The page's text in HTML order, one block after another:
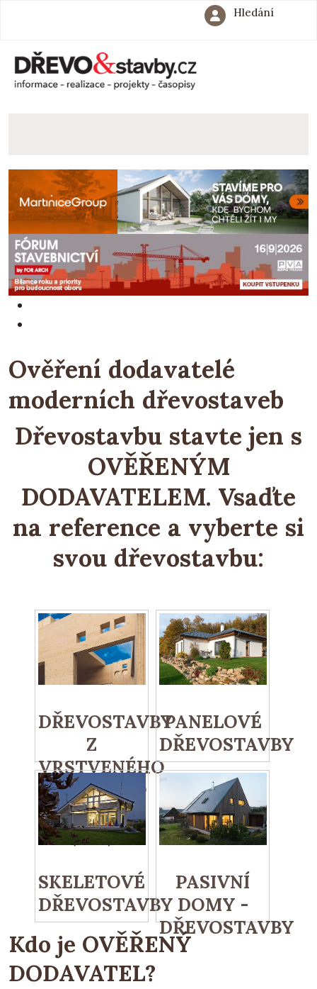
Hledání
Ověření dodavatelé
moderních dřevostaveb
Dřevostavbu stavte jen s
OVĚŘENÝM
DODAVATELEM. Vsaďte
na reference a vyberte si
svou dřevostavbu:
DŘEVOSTAVBY
Z
VRSTVENÉHO
MASIVNÍHO
DŘEVA
(CLT)
PANELOVÉ
DŘEVOSTAVBY
SKELETOVÉ
DŘEVOSTAVBY
PASIVNÍ
DOMY -
DŘEVOSTAVBY
Kdo je OVĚŘENÝ
DODAVATEL?